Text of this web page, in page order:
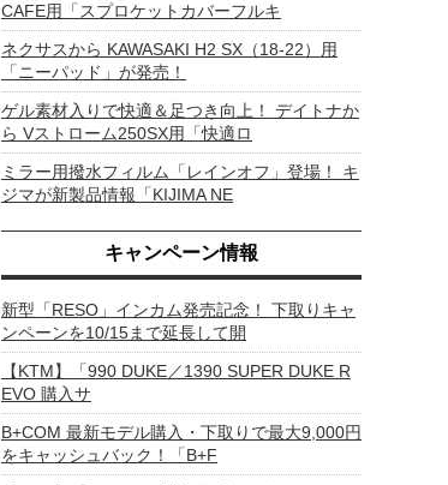
CAFE用「スプロケットカバーフルキ
ネクサスから KAWASAKI H2 SX（18-22）用
「ニーパッド」が発売！
ゲル素材入りで快適＆足つき向上！ デイトナか
ら Vストローム250SX用「快適ロ
ミラー用撥水フィルム「レインオフ」登場！ キ
ジマが新製品情報「KIJIMA NE
キャンペーン情報
新型「RESO」インカム発売記念！ 下取りキャ
ンペーンを10/15まで延長して開
【KTM】「990 DUKE／1390 SUPER DUKE R
EVO 購入サ
B+COM 最新モデル購入・下取りで最大9,000円
をキャッシュバック！「B+F